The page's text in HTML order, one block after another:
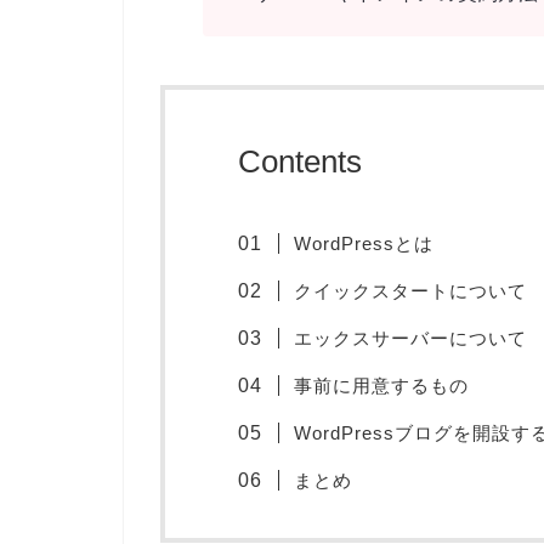
Contents
WordPressとは
クイックスタートについて
エックスサーバーについて
事前に用意するもの
WordPressブログを開設す
まとめ